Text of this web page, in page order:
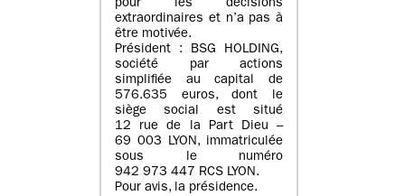
pour les décisions
extraordinaires et n’a pas à
être motivée.
Président : BSG HOLDING,
société par actions
simplifiée au capital de
576.635 euros, dont le
siège social est situé
12 rue de la Part Dieu –
69 003 LYON, immatriculée
sous le numéro
942 973 447 RCS LYON.
Pour avis, la présidence.